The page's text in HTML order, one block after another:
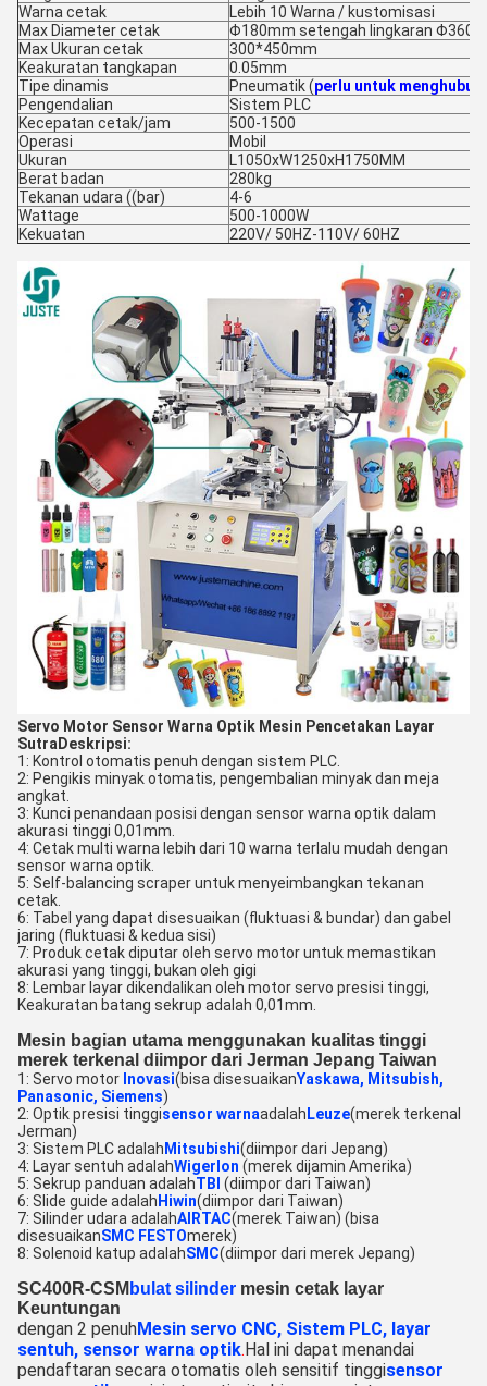
Warna cetak
Lebih 10 Warna / kustomisasi
Max Diameter cetak
Φ180mm setengah lingkaran
Max Ukuran cetak
300*450mm
Keakuratan tangkapan
0.05mm
Tipe dinamis
Pneumatik (perlu untuk
Pengendalian
Sistem PLC
Kecepatan cetak/jam
500-1500
Operasi
Mobil
Ukuran
L1050xW1250xH1750MM
Berat badan
280kg
Tekanan udara ((bar)
4-6
Wattage
500-1000W
Kekuatan
220V/ 50HZ-110V/ 60HZ
Servo Motor Sensor Warna Optik Mesin Pencetakan Layar
Sutra Deskripsi:
1: Kontrol otomatis penuh dengan sistem PLC.
2: Pengikis minyak otomatis, pengembalian minyak dan meja
angkat.
3: Kunci penandaan posisi dengan sensor warna optik dalam
akurasi tinggi 0,01mm.
4: Cetak multi warna lebih dari 10 warna terlalu mudah dengan
sensor warna optik.
5: Self-balancing scraper untuk menyeimbangkan tekanan
cetak.
6: Tabel yang dapat disesuaikan (fluktuasi & bundar) dan gabel
jaring (fluktuasi & kedua sisi)
7: Produk cetak diputar oleh servo motor untuk memastikan
akurasi yang tinggi, bukan oleh gigi
8: Lembar layar dikendalikan oleh motor servo presisi tinggi,
Keakuratan batang sekrup adalah 0,01mm.
Mesin bagian utama menggunakan kualitas tinggi
merek terkenal diimpor dari Jerman Jepang Taiwan
1: Servo motor Inovasi(bisa disesuaikanYaskawa, Mitsubish,
Panasonic, Siemens)
2: Optik presisi tinggisensor warnaadalah Leuze(merek terkenal
Jerman)
3: Sistem PLC adalah Mitsubishi(diimpor dari Jepang)
4: Layar sentuh adalahWigerlon (merek dijamin Amerika)
5: Sekrup panduan adalahTBI (diimpor dari Taiwan)
6: Slide guide adalah Hiwin(diimpor dari Taiwan)
7: Silinder udara adalahAIRTAC(merek Taiwan) (bisa
disesuaikanSMC FESTOmerek)
8: Solenoid katup adalahSMC(diimpor dari merek Jepang)
SC400R-CSM bulat silinder mesin cetak layar
Keuntungan
dengan 2 penuhMesin servo CNC, Sistem PLC, layar
sentuh, sensor warna optik.Hal ini dapat menandai
pendaftaran secara otomatis oleh sensitif tinggisensor